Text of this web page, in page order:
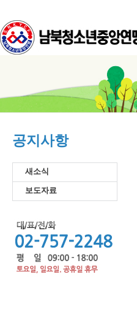
공지사항
새소식
보도자료